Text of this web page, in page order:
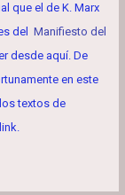
que el de K. Marx
delManifiesto del
desde aquí. De
en este
textos de